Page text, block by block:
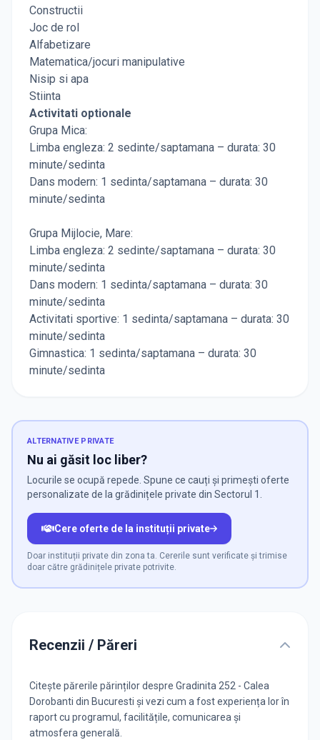
Constructii
Joc de rol
Alfabetizare
Matematica/jocuri manipulative
Nisip si apa
Stiinta
Activitati optionale
Grupa Mica:
Limba engleza: 2 sedinte/saptamana – durata: 30
minute/sedinta
Dans modern: 1 sedinta/saptamana – durata: 30
minute/sedinta
Grupa Mijlocie, Mare:
Limba engleza: 2 sedinte/saptamana – durata: 30
minute/sedinta
Dans modern: 1 sedinta/saptamana – durata: 30
minute/sedinta
Activitati sportive: 1 sedinta/saptamana – durata: 30
minute/sedinta
Gimnastica: 1 sedinta/saptamana – durata: 30
minute/sedinta
ALTERNATIVE PRIVATE
Nu ai găsit loc liber?
Locurile se ocupă repede. Spune ce cauți și primești oferte
personalizate de la grădinițele private din Sectorul 1.
Cere oferte de la instituții private
Doar instituții private din zona ta. Cererile sunt verificate și trimise
doar către grădinițele private potrivite.
Recenzii / Păreri
Citește părerile părinților despre Gradinita 252 - Calea
Dorobanti din Bucuresti și vezi cum a fost experiența lor în
raport cu programul, facilitățile, comunicarea și
atmosfera generală.